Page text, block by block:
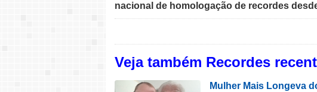
nacional de homologação de recordes
Veja também Recordes
Mulher Mais Longeva